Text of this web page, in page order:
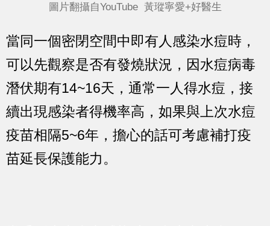
圖片翻攝自YouTube 黃瑽寧愛+好醫生
當同一個密閉空間中即有人感染水痘時，
可以先觀察是否有發燒狀況，因水痘病毒
潛伏期有14~16天，通常一人得水痘，接
續出現感染者得機率高，如果與上次水痘
疫苗相隔5~6年，擔心的話可考慮補打疫
苗延長保護能力。